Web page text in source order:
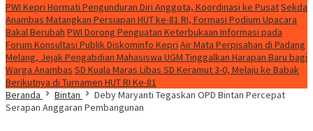
PWI Kepri Hormati Pengunduran Diri Anggota, Koordinasi ke PusatSekda
Anambas Matangkan Persiapan HUT ke-81 RI, Formasi Podium Upacara
Bakal Berubah PWI Dorong Penguatan Keterbukaan Informasi pada
Forum Konsultasi Publik Diskominfo Kepri Air Mata Perpisahan di Padang
Melang, Jejak Pengabdian Mahasiswa UGM Tinggalkan Harapan Baru bagi
Warga Anambas SD Kuala Maras Libas SD Keramut 3-0, Melaju ke Babak
Berikutnya di Turnamen HUT RI Ke-81
Beranda
Bintan
Deby Maryanti Tegaskan OPD Bintan Percepat
Serapan Anggaran Pembangunan